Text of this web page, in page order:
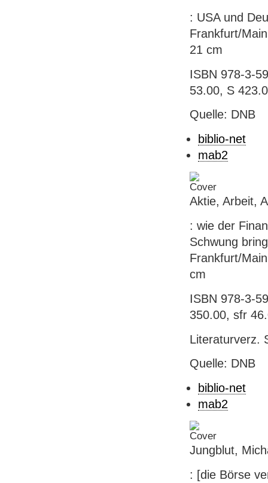
: USA und
Frankfurt/
21 cm
ISBN 978-3-
53.00, S
Quelle: DNB
biblio-net
mab2
Aktie, Arbeit,
: wie der
Schwung
Frankfurt/
cm
ISBN 978-3-
350.00, sfr
Literaturverz.
Quelle: DNB
biblio-net
mab2
Jungblut,
: [die Börse